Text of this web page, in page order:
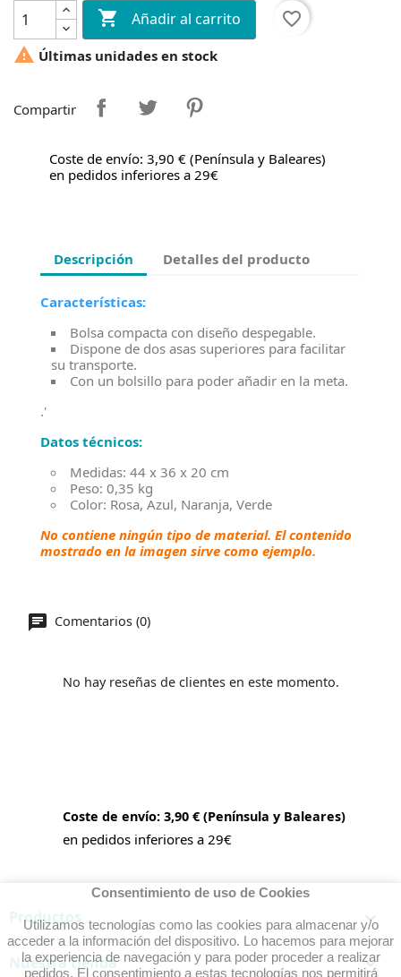
 Añadir al carrito
favorite_border
 Últimas unidades en stock
Compartir
Coste de envío: 3,90 € (Península y Baleares)
en pedidos inferiores a 29€
Descripción Detalles del producto
Características:
Bolsa compacta con diseño despegable.
Dispone de dos asas superiores para facilitar
su transporte.
Con un bolsillo para poder añadir en la meta.
.'
Datos técnicos:
Medidas: 44 x 36 x 20 cm
Peso: 0,35 kg
Color: Rosa, Azul, Naranja, Verde
No contiene ningún tipo de material. El contenido
mostrado en la imagen sirve como ejemplo.
Comentarios (0)
No hay reseñas de clientes en este momento.
Coste de envío: 3,90 € (Península y Baleares)
en pedidos inferiores a 29€
Productos 
Nuestra tienda 
Consentimiento de uso de Cookies
Utilizamos tecnologías como las cookies para almacenar y/o
acceder a la información del dispositivo. Lo hacemos para mejorar
la experiencia de navegación y para poder proceder a realizar
pedidos. El consentimiento a estas tecnologías nos permitirá